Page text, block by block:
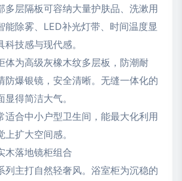
多层隔板可容纳大量护肤品、洗漱用
能除雾、LED补光灯带、时间温度显
技感与现代感。
体为高级灰橡木纹多层板，防潮耐
防爆银镜，安全清晰。无缝一体化的
得简洁大气。
适合中小户型卫生间，能最大化利用
扩大空间感。
木落地镜柜组合
列主打自然轻奢风。浴室柜为沉稳的